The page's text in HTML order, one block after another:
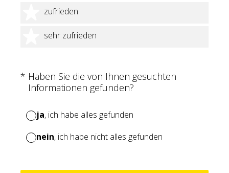
zufrieden
4 Sterne
sehr zufrieden
5 Sterne
* Haben Sie die von Ihnen gesuchten
Informationen gefunden?
(Erforderlich.)
ja, ich habe alles gefunden
nein, ich habe nicht alles gefunden